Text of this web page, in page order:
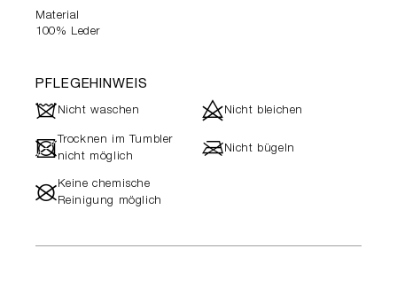
Material
100% Leder
PFLEGEHINWEIS
JNicht waschen dNicht bleichen
- Trocknen im Tumbler
nicht möglich
lNicht bügeln
#Keine chemische
Reinigung möglich